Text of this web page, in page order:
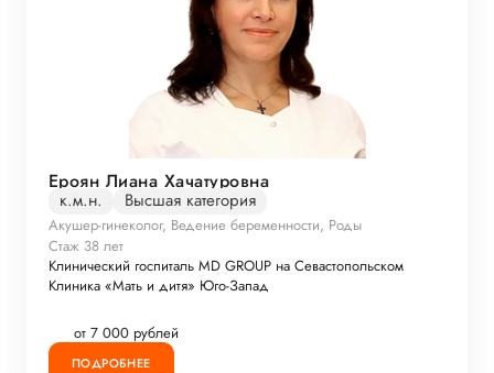
Ероян Лиана Хачатуровна
к.м.н. Высшая категория
Акушер-гинеколог, Ведение беременности, Роды
Стаж 38 лет
Клинический госпиталь MD GROUP на Севастопольском
Клиника «Мать и дитя» Юго-Запад
от 7 000 рублей
ПОДРОБНЕЕ